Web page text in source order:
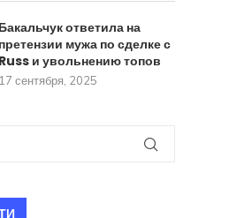
Бакальчук ответила на
претензии мужа по сделке с
Russ и увольнению топов
17 сентября, 2025